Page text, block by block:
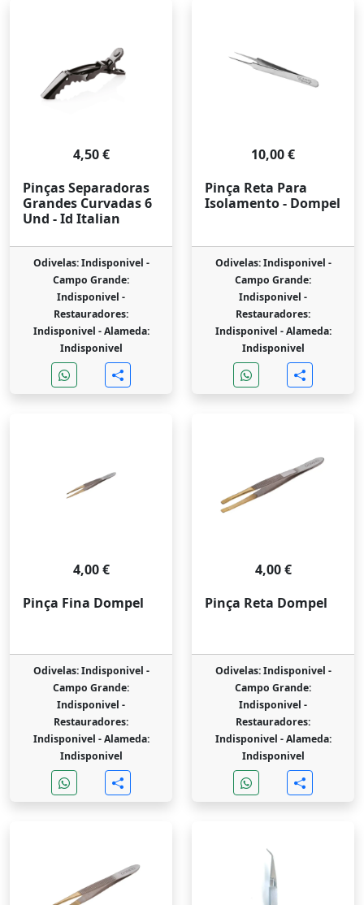
4,50 €
Pinças Separadoras
Grandes Curvadas 6
Und - Id Italian
Odivelas: Indisponivel -
Campo Grande:
Indisponivel -
Restauradores:
Indisponivel -Alameda:
Indisponivel
10,00 €
Pinça Reta Para
Isolamento - Dompel
Odivelas: Indisponivel -
Campo Grande:
Indisponivel -
Restauradores:
Indisponivel -Alameda:
Indisponivel
4,00 €
Pinça Fina Dompel
Odivelas: Indisponivel -
Campo Grande:
Indisponivel -
Restauradores:
Indisponivel -Alameda:
Indisponivel
4,00 €
Pinça Reta Dompel
Odivelas: Indisponivel -
Campo Grande:
Indisponivel -
Restauradores:
Indisponivel -Alameda:
Indisponivel